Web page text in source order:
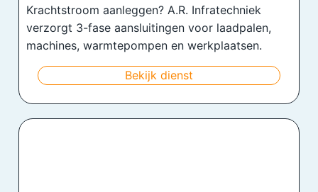
Krachtstroom aanleggen? A.R. Infratechniek
verzorgt 3-fase aansluitingen voor laadpalen,
machines, warmtepompen en werkplaatsen.
Bekijk dienst